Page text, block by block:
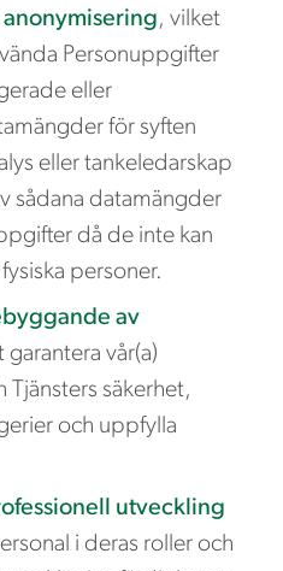
, vilket
Personuppgifter
eller
för syften
eller tankeledarskap
sådana datamängder
då de inte kan
personer.
av
garantera vår(a)
säkerhet,
och uppfylla
utveckling
i deras roller och